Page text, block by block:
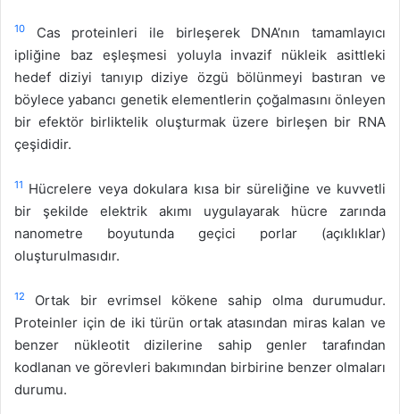
10
Cas proteinleri ile birleşerek DNA’nın tamamlayıcı
ipliğine baz eşleşmesi yoluyla invazif nükleik asittleki
hedef diziyi tanıyıp diziye özgü bölünmeyi bastıran ve
böylece yabancı genetik elementlerin çoğalmasını önleyen
bir efektör birliktelik oluşturmak üzere birleşen bir RNA
çeşididir.
11 Hücrelere veya dokulara kısa bir süreliğine ve kuvvetli
bir şekilde elektrik akımı uygulayarak hücre zarında
nanometre boyutunda geçici porlar (açıklıklar)
oluşturulmasıdır.
12
Ortak bir evrimsel kökene sahip olma durumudur.
Proteinler için de iki türün ortak atasından miras kalan ve
benzer nükleotit dizilerine sahip genler tarafından
kodlanan ve görevleri bakımından birbirine benzer olmaları
durumu.